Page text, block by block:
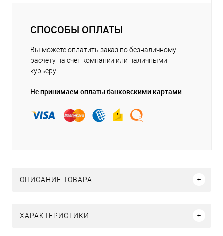
СПОСОБЫ ОПЛАТЫ
Вы можете оплатить заказ по безналичному
расчету на счет компании или наличными
курьеру.
Не принимаем оплаты банковскими картами
ОПИСАНИЕ ТОВАРА
ХАРАКТЕРИСТИКИ